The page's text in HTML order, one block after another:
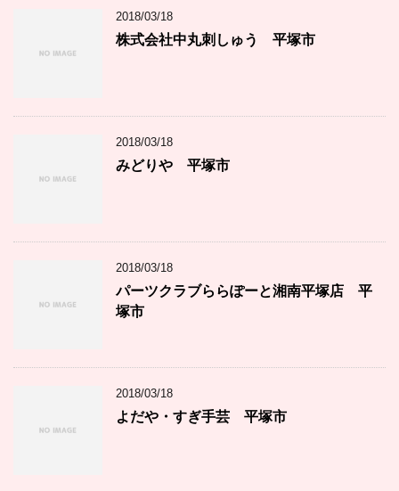
2018/03/18
株式会社中丸刺しゅう 平塚市
2018/03/18
みどりや 平塚市
2018/03/18
パーツクラブららぽーと湘南平塚店 平
塚市
2018/03/18
よだや・すぎ手芸 平塚市